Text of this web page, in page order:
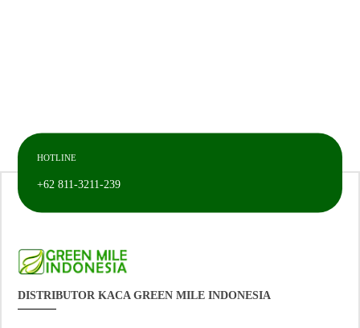
HOTLINE
+62 811-3211-239
DISTRIBUTOR KACA GREEN MILE INDONESIA